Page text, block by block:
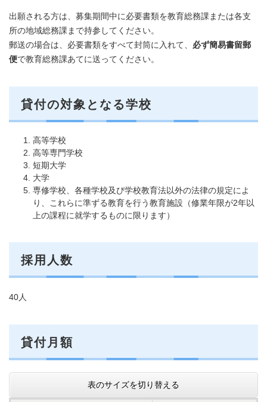
出願される方は、募集期間中に必要書類を教育総務課または各支
所の地域総務課まで持参してください。
郵送の場合は、必要書類をすべて封筒に入れて、 必ず簡易書留郵
便で教育総務課あてに送ってください。
貸付の対象となる学校
高等学校
高等専門学校
短期大学
大学
専修学校、各種学校及び学校教育法以外の法律の規定によ
り、これらに準ずる教育を行う教育施設（修業年限が2年以
上の課程に就学するものに限ります）
採用人数
40人
貸付月額
表のサイズを切り替える